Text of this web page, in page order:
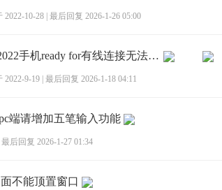
2022-10-28 最后回复 2026-1-26 05:00
[BUG]moto Razr 2022手机ready for有线连接无法识别显示器
2022-9-19 最后回复 2026-1-18 04:11
端请增加五笔输入功能
最后回复 2026-1-27 01:34
不能顶置窗口